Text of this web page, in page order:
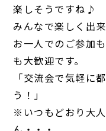
楽しそうですね♪
みんなで楽しく出
お一人でのご参加
も大歓迎です。
「交流会で気軽に
う！」
※いつもどおり大